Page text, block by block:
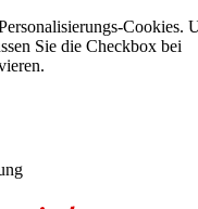
Cookies.
Sie die Checkbox bei